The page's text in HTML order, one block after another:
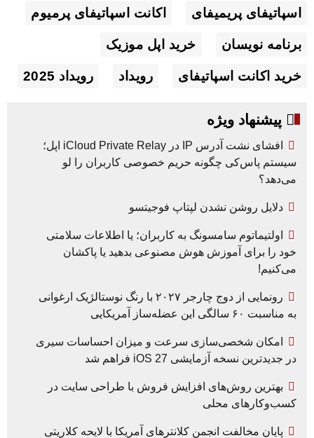
اسپاتیفای پریمیفای اکانت اسپاتیفای پرمیوم
برنامه نویسان خرید اپل موزیک
خرید اکانت اسپاتیفای رویداد رویداد 2025
پیشنهاد ویژه
افشای نشت آدرس IP در iCloud Private Relay اپل؛
سیستم پاس‌کی چگونه حریم خصوصی کاربران را لو
می‌دهد؟
دلایل روشن نشدن لپتاپ فوجیتسو
اولتیماتوم سامسونگ به کاربران؛ یا اطلاعات سلامتی
خود را برای آموزش هوش مصنوعی بدهید یا پاکشان
می‌کنیم!
رونمایی از دوج چارجر ۲۰۲۷ با رنگ نوستالژیک ارغوانی
به مناسبت ۶۰ سالگی این عضله‌ساز آمریکایی
امکان شخصی‌سازی سرعت و میزان احساسات سیری
در جدیدترین نسخه آزمایشی iOS 27 فراهم شد
بهترین روش‌های افزایش فروش با طراحی سایت در
کسب‌وکارهای محلی
پایان مخالفت انجمن کلانترهای آمریکا با لایحه کلاریتی